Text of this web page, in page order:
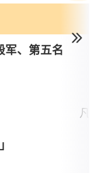
军、第五名
凡